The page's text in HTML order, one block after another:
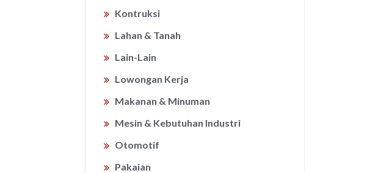
Kontruksi
Lahan & Tanah
Lain-Lain
Lowongan Kerja
Makanan & Minuman
Mesin & Kebutuhan Industri
Otomotif
Pakaian